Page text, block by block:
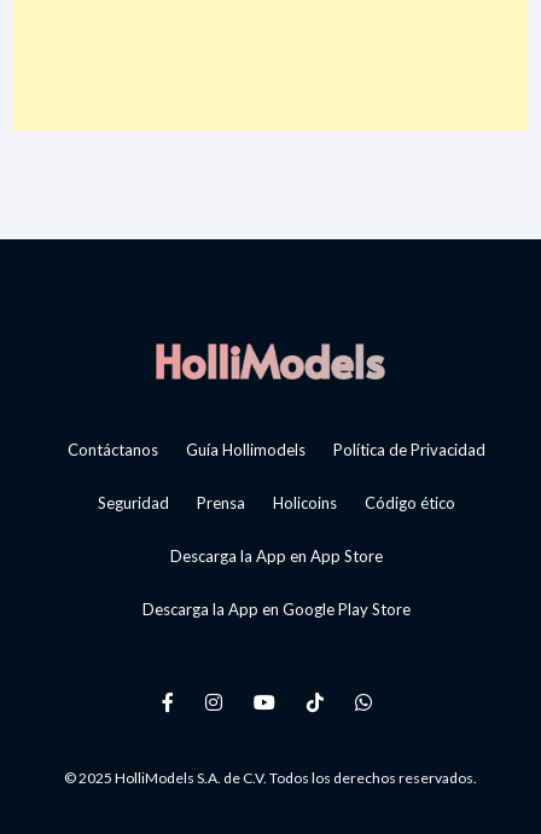
Contáctanos Guía Hollimodels Política de Privacidad
Seguridad Prensa Holicoins Código ético
Descarga la App en App Store
Descarga la App en Google Play Store
© 2025 HolliModels S.A. de C.V. Todos los derechos reservados.